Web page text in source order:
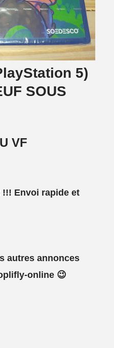
5)
SOUS
VF
!!! Envoi rapide et
autres annonces
online 😉